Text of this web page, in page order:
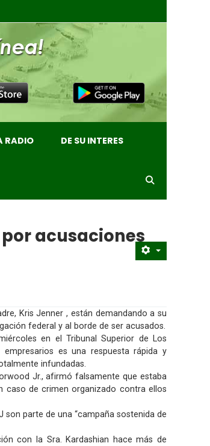
RADIO DE SU INTERES
acusaciones
Kris Jenner , están demandando a su
federal y al borde de ser acusados.
en el Tribunal Superior de Los
es una respuesta rápida y
infundadas.
Jr., afirmó falsamente que estaba
caso de crimen organizado contra ellos
son parte de una “campaña sostenida de
con la Sra. Kardashian hace más de